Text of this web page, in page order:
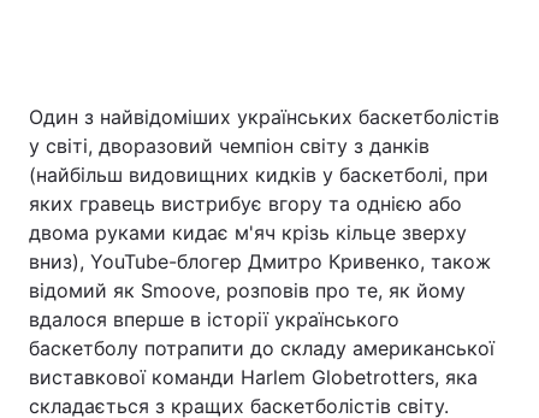
Політика
Економіка Світ
Спорт Наука
Техно і зв'язок Лайт
Зброя Інциденти
Здоров'я Туризм
Один з найвідоміших українських баскетболістів
у світі, дворазовий чемпіон світу з данків
(найбільш видовищних кидків у баскетболі, при
яких гравець вистрибує вгору та однією або
двома руками кидає м'яч крізь кільце зверху
вниз), YouTube-блогер Дмитро Кривенко, також
відомий як Smoove, розповів про те, як йому
вдалося вперше в історії українського
баскетболу потрапити до складу американської
виставкової команди Harlem Globetrotters, яка
складається з кращих баскетболістів світу.